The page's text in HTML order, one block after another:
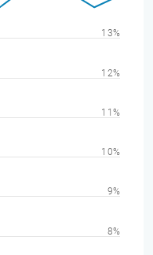
8%
9%
10%
11%
12%
13%